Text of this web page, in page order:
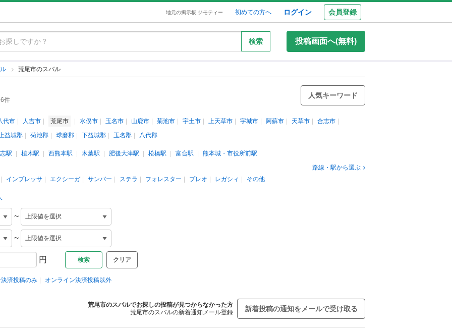
地元の掲示板 ジモティー 初めての方へ ログイン 会員登録
検索 投稿画面へ(無料)
荒尾市のスバル
件
人気キーワード
代市 人吉市 荒尾市 水俣市 玉名市 山鹿市 菊池市 宇土市 上天草市 宇城市 阿蘇市 天草市
合志市
益城郡
菊池郡 球磨郡 下益城郡 玉名郡 八代郡
駅 植木駅 西熊本駅 木葉駅 肥後大津駅 松橋駅 富合駅
熊本城・市役所前駅
路線・駅から選ぶ
インプレッサ
エクシーガ サンバー ステラ フォレスター プレオ レガシィ その他
~
~
円 クリア
済投稿のみ オンライン決済投稿以外
荒尾市のスバルでお探しの投稿が見つからなかった方
荒尾市のスバルの新着通知メール登録
新着投稿の通知をメールで受け取る